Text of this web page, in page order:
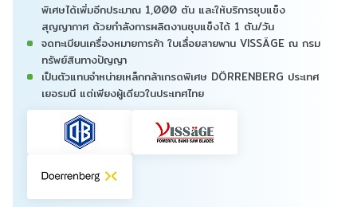
พิเศษได้เพิ่มอีกประมาณ 1,000 ตัน และให้บริการชุบแข็ง
สุญญากาศ ด้วยกำลังการผลิตงานชุบแข็งได้ 1 ตัน/วัน
จดทะเบียนเครื่องหมายการค้า ใบเลื่อยสายพาน VISSÄGE ณ กรม
ทรัพย์สินทางปัญญา
เป็นตัวแทนจำหน่ายเหล็กกล้าเกรดพิเศษ DÖRRENBERG ประเทศ
เยอรมนี แต่เพียงผู้เดียวในประเทศไทย